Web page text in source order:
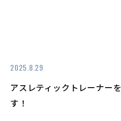
2025.8.29
アスレティックトレーナー
す！